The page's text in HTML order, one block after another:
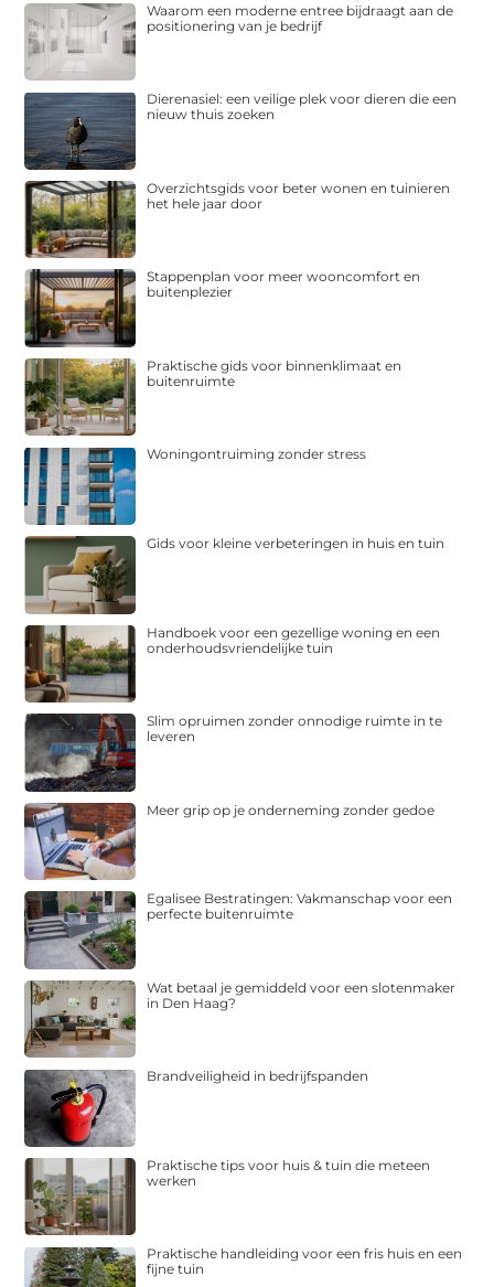
Waarom een moderne entree bijdraagt aan de
positionering van je bedrijf
Dierenasiel: een veilige plek voor dieren die een
nieuw thuis zoeken
Overzichtsgids voor beter wonen en tuinieren
het hele jaar door
Stappenplan voor meer wooncomfort en
buitenplezier
Praktische gids voor binnenklimaat en
buitenruimte
Woningontruiming zonder stress
Gids voor kleine verbeteringen in huis en tuin
Handboek voor een gezellige woning en een
onderhoudsvriendelijke tuin
Slim opruimen zonder onnodige ruimte in te
leveren
Meer grip op je onderneming zonder gedoe
Egalisee Bestratingen: Vakmanschap voor een
perfecte buitenruimte
Wat betaal je gemiddeld voor een slotenmaker
in Den Haag?
Brandveiligheid in bedrijfspanden
Praktische tips voor huis & tuin die meteen
werken
Praktische handleiding voor een fris huis en een
fijne tuin